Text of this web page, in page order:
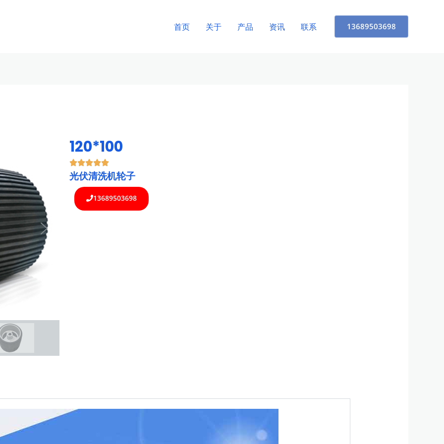
首页 关于 产品 资讯 联系 13689503698
120*100
光伏清洗机轮子
13689503698